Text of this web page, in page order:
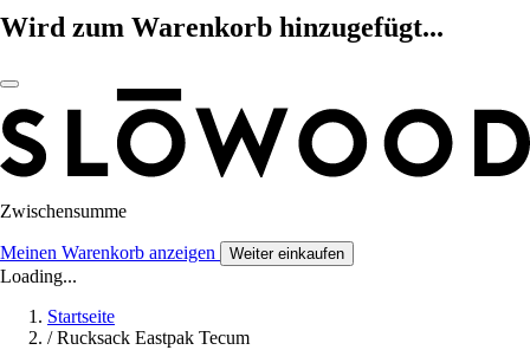
Wird zum Warenkorb hinzugefügt...
Zwischensumme
Meinen Warenkorb anzeigen Weiter einkaufen
Loading...
Startseite
/ Rucksack Eastpak Tecum